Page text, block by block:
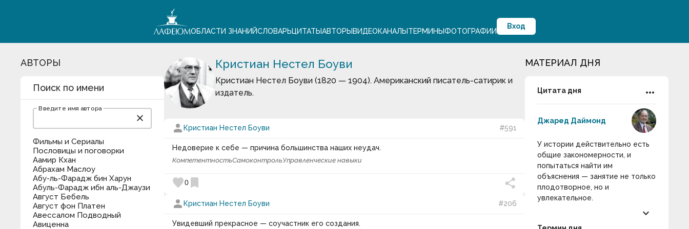
ОБЛАСТИ ЗНАНИЙСЛОВАРЬЦИТАТЫАВТОРЫВИДЕОКАНАЛЫТЕРМИНЫФОТОГРАФИИ
Вход
АВТОРЫ
Поиск по имени
Введите имя автора
close
Фильмы и Сериалы
Пословицы и поговорки
Аамир Кхан
Абрахам Маслоу
Абу-ль-Фарадж бин Харун
Абуль-Фарадж ибн аль-Джаузи
Август Бебель
Август фон Платен
Авессалом Подводный
Авиценна
Кристиан Нестел Боуви
Кристиан Нестел Боуви (1820 — 1904). Американский писатель-сатирик и
издатель.
person Кристиан Нестел Боуви #591
Недоверие к себе — причина большинства наших неудач.
КомпетентностьСамоконтрольУправленческие навыки
favorite0 bookmark
person Кристиан Нестел Боуви #206
Увидевший прекрасное — соучастник его создания.
МАТЕРИАЛ ДНЯ
Цитата дня more_horiz
Джаред Даймонд
У истории действительно есть
общие закономерности, и
попытаться найти им
объяснения — занятие не только
плодотворное, но и
увлекательное.
keyboard_arrow_down